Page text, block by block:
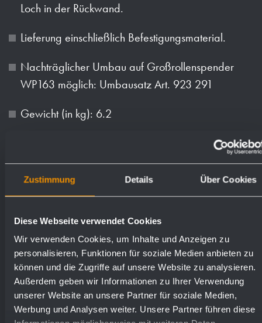
Zustimmung Details Über Cookies
Diese Webseite verwendet Cookies
Wir verwenden Cookies, um Inhalte und Anzeigen zu
personalisieren, Funktionen für soziale Medien anbieten zu
können und die Zugriffe auf unsere Website zu analysieren.
Außerdem geben wir Informationen zu Ihrer Verwendung
unserer Website an unsere Partner für soziale Medien,
Werbung und Analysen weiter. Unsere Partner führen diese
Loch in der Rückwand.
Lieferung einschließlich Befestigungsmaterial.
Nachträglicher Umbau auf Großrollenspender
WP163 möglich: Umbausatz Art. 923 291
Gewicht (in kg): 6.2
Oberflächen Bestellnummern
matt geschliffen (standard) 727290
hochglanzpoliert 731290
(farbig) Pulver-beschichtet 728290